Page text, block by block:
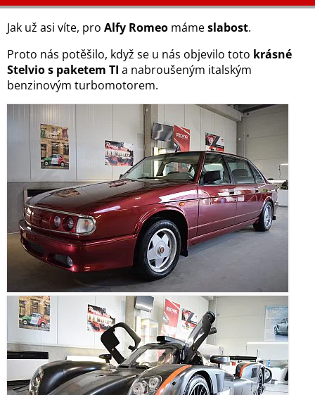
Jak už asi víte, pro Alfy Romeo mámeslabost.
Proto nás potěšilo, když se u nás objevilo toto krásné
Stelvio s paketem TI a nabroušeným italským
benzinovým turbomotorem.